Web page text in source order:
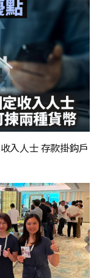
入人士 存款掛鈎戶